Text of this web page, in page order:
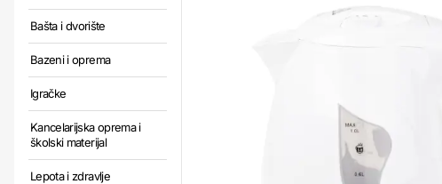
Bašta i dvorište
Bazeni i oprema
Igračke
Kancelarijska oprema i
školski materijal
Lepota i zdravlje